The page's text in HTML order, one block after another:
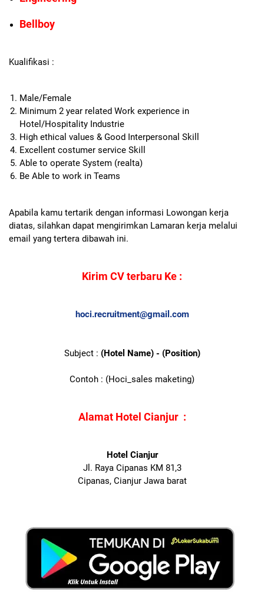
Bellboy
Kualifikasi :
Male/Female
Minimum 2 year related Work experience in
Hotel/Hospitality Industrie
High ethical values & Good Interpersonal Skill
Excellent costumer service Skill
Able to operate System (realta)
Be Able to work in Teams
Apabila kamu tertarik dengan informasi Lowongan kerja
diatas, silahkan dapat mengirimkan Lamaran kerja melalui
email yang tertera dibawah ini.
Kirim CV terbaru Ke :
hoci.recruitment@gmail.com
Subject : (Hotel Name) - (Position)
Contoh : (Hoci_sales maketing)
Alamat Hotel Cianjur :
Hotel Cianjur
Jl. Raya Cipanas KM 81,3
Cipanas, Cianjur Jawa barat